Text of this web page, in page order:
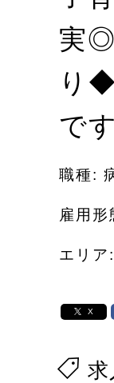
実◎
り
で
職種:
雇用形
エリ
X
求